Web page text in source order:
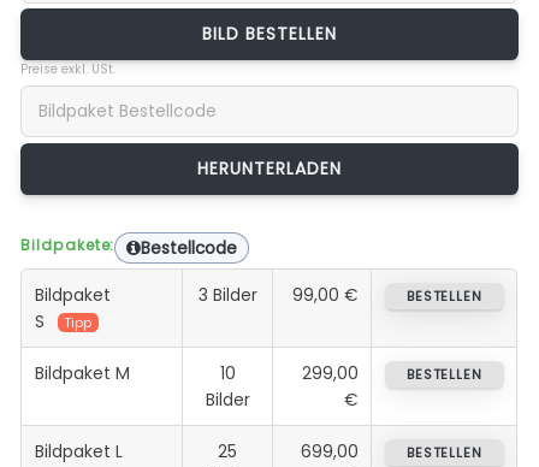
BILD BESTELLEN
Preise exkl. USt.
Bildpakete: Bestellcode
Bildpaket
S
Tipp
3 Bilder 99,00 € BESTELLEN
Bildpaket M
10
Bilder
299,00
€
BESTELLEN
Bildpaket L
25
699,00
BESTELLEN